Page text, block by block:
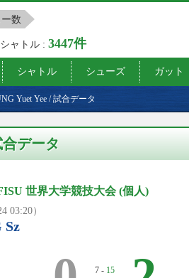
数
シャトル :3447件
シャトル シューズ ガット
Yuet Yee /試合データ
合データ
世界大学競技大会 (個人)
03:20）
Sz
7 - 15